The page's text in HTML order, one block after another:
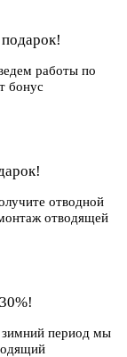
работы по
бонус
отводной
отводящей
зимний период мы